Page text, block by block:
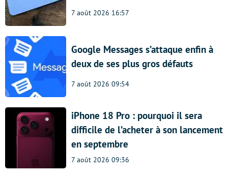
7 août 2026 16:57
Google Messages s’attaque enfin à
deux de ses plus gros défauts
7 août 2026 09:54
iPhone 18 Pro : pourquoi il sera
difficile de l’acheter à son lancement
en septembre
7 août 2026 09:36